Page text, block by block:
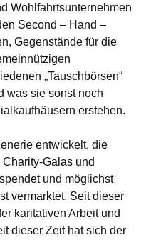
Wohlfahrtsunternehmen
Second – Hand –
Gegenstände für die
„Tauschbörsen“
was sie sonst noch
erstehen.
entwickelt, die
Galas und
und möglichst
vermarktet. Seit dieser
karitativen Arbeit und
dieser Zeit hat sich der